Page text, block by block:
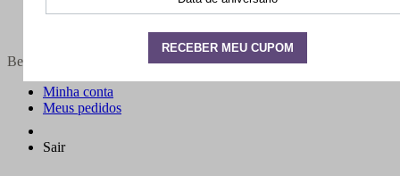
Bem-vindo(a),
Minha conta
Meus pedidos
Sair